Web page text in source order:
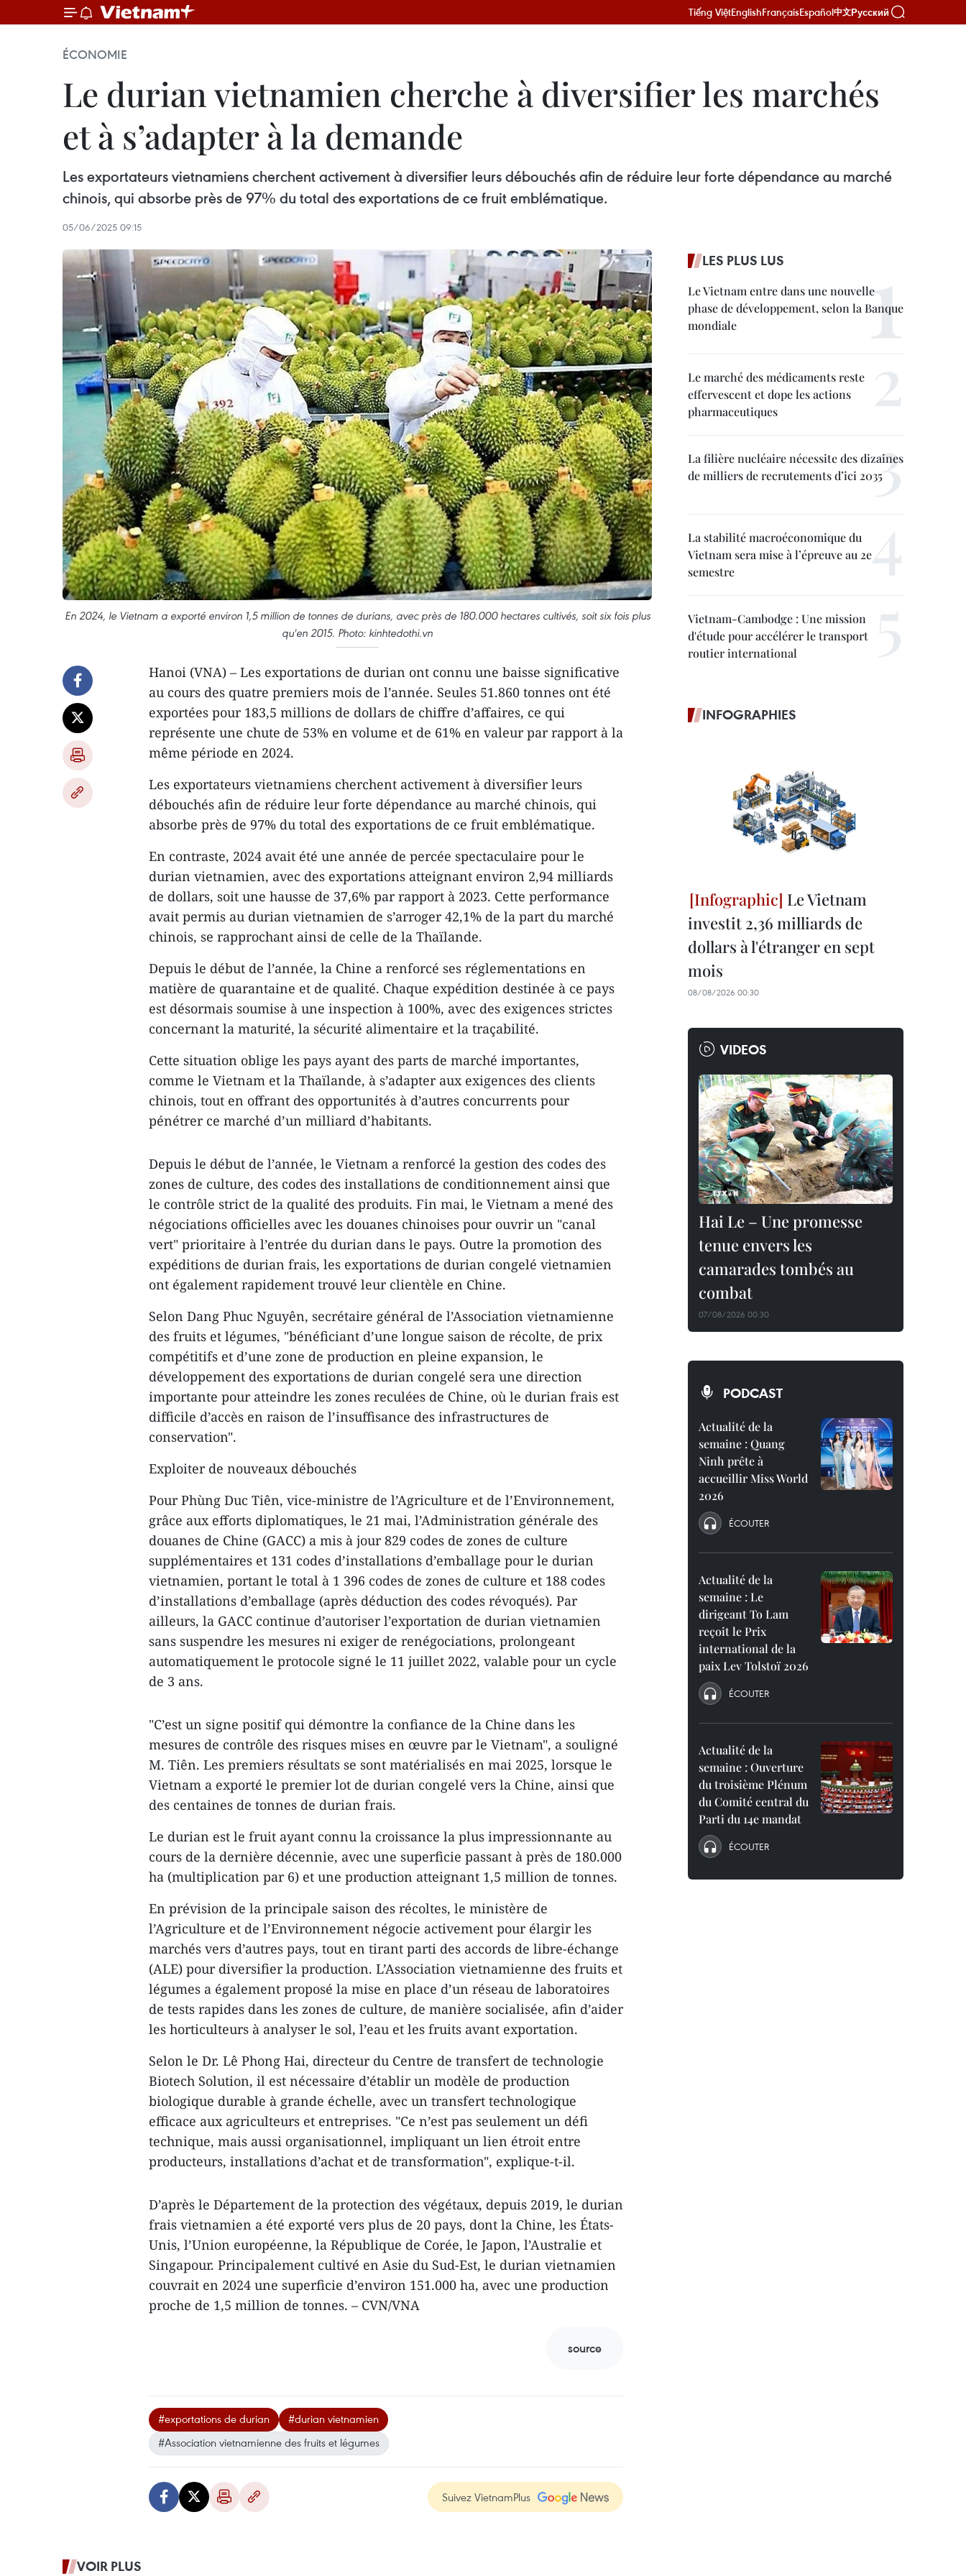
Tiếng ViệtEnglishFrançaisEspañol中文Русский
ÉCONOMIE
Le durian vietnamien cherche à diversifier les marchés
et à s’adapter à la demande
Les exportateurs vietnamiens cherchent activement à diversifier leurs débouchés afin de réduire leur forte dépendance au marché
chinois, qui absorbe près de 97% du total des exportations de ce fruit emblématique.
05/06/2025 09:15
En 2024, le Vietnam a exporté environ 1,5 million de tonnes de durians, avec près de 180.000 hectares cultivés, soit six fois plus
qu'en 2015. Photo: kinhtedothi.vn
Hanoi (VNA) – Les exportations de durian ont connu une baisse significative
au cours des quatre premiers mois de l’année. Seules 51.860 tonnes ont été
exportées pour 183,5 millions de dollars de chiffre d’affaires, ce qui
représente une chute de 53% en volume et de 61% en valeur par rapport à la
même période en 2024.
Les exportateurs vietnamiens cherchent activement à diversifier leurs
débouchés afin de réduire leur forte dépendance au marché chinois, qui
absorbe près de 97% du total des exportations de ce fruit emblématique.
En contraste, 2024 avait été une année de percée spectaculaire pour le
durian vietnamien, avec des exportations atteignant environ 2,94 milliards
de dollars, soit une hausse de 37,6% par rapport à 2023. Cette performance
avait permis au durian vietnamien de s’arroger 42,1% de la part du marché
chinois, se rapprochant ainsi de celle de la Thaïlande.
Depuis le début de l’année, la Chine a renforcé ses réglementations en
matière de quarantaine et de qualité. Chaque expédition destinée à ce pays
est désormais soumise à une inspection à 100%, avec des exigences strictes
concernant la maturité, la sécurité alimentaire et la traçabilité.
Cette situation oblige les pays ayant des parts de marché importantes,
comme le Vietnam et la Thaïlande, à s’adapter aux exigences des clients
chinois, tout en offrant des opportunités à d’autres concurrents pour
pénétrer ce marché d’un milliard d’habitants.
Depuis le début de l’année, le Vietnam a renforcé la gestion des codes des
zones de culture, des codes des installations de conditionnement ainsi que
le contrôle strict de la qualité des produits. Fin mai, le Vietnam a mené des
négociations officielles avec les douanes chinoises pour ouvrir un "canal
vert" prioritaire à l’entrée du durian dans le pays. Outre la promotion des
expéditions de durian frais, les exportations de durian congelé vietnamien
ont également rapidement trouvé leur clientèle en Chine.
Selon Dang Phuc Nguyên, secrétaire général de l’Association vietnamienne
des fruits et légumes, "bénéficiant d’une longue saison de récolte, de prix
compétitifs et d’une zone de production en pleine expansion, le
développement des exportations de durian congelé sera une direction
importante pour atteindre les zones reculées de Chine, où le durian frais est
difficile d’accès en raison de l’insuffisance des infrastructures de
conservation".
Exploiter de nouveaux débouchés
Pour Phùng Duc Tiên, vice-ministre de l’Agriculture et de l’Environnement,
grâce aux efforts diplomatiques, le 21 mai, l’Administration générale des
douanes de Chine (GACC) a mis à jour 829 codes de zones de culture
supplémentaires et 131 codes d’installations d’emballage pour le durian
vietnamien, portant le total à 1 396 codes de zones de culture et 188 codes
d’installations d’emballage (après déduction des codes révoqués). Par
ailleurs, la GACC continue d’autoriser l’exportation de durian vietnamien
sans suspendre les mesures ni exiger de renégociations, prolongeant
automatiquement le protocole signé le 11 juillet 2022, valable pour un cycle
de 3 ans.
"C’est un signe positif qui démontre la confiance de la Chine dans les
mesures de contrôle des risques mises en œuvre par le Vietnam", a souligné
M. Tiên. Les premiers résultats se sont matérialisés en mai 2025, lorsque le
Vietnam a exporté le premier lot de durian congelé vers la Chine, ainsi que
des centaines de tonnes de durian frais.
Le durian est le fruit ayant connu la croissance la plus impressionnante au
cours de la dernière décennie, avec une superficie passant à près de 180.000
ha (multiplication par 6) et une production atteignant 1,5 million de tonnes.
En prévision de la principale saison des récoltes, le ministère de
l’Agriculture et de l’Environnement négocie activement pour élargir les
marchés vers d’autres pays, tout en tirant parti des accords de libre-échange
(ALE) pour diversifier la production. L’Association vietnamienne des fruits et
légumes a également proposé la mise en place d’un réseau de laboratoires
de tests rapides dans les zones de culture, de manière socialisée, afin d’aider
les horticulteurs à analyser le sol, l’eau et les fruits avant exportation.
Selon le Dr. Lê Phong Hai, directeur du Centre de transfert de technologie
Biotech Solution, il est nécessaire d’établir un modèle de production
biologique durable à grande échelle, avec un transfert technologique
efficace aux agriculteurs et entreprises. "Ce n’est pas seulement un défi
technique, mais aussi organisationnel, impliquant un lien étroit entre
producteurs, installations d’achat et de transformation", explique-t-il.
D’après le Département de la protection des végétaux, depuis 2019, le durian
frais vietnamien a été exporté vers plus de 20 pays, dont la Chine, les États-
Unis, l’Union européenne, la République de Corée, le Japon, l’Australie et
Singapour. Principalement cultivé en Asie du Sud-Est, le durian vietnamien
couvrait en 2024 une superficie d’environ 151.000 ha, avec une production
proche de 1,5 million de tonnes. – CVN/VNA
source
#exportations de durian
#durian vietnamien
#Association vietnamienne des fruits et légumes
Suivez VietnamPlus
VOIR PLUS
LES PLUS LUS
Le Vietnam entre dans une nouvelle
phase de développement, selon la Banque
mondiale
Le marché des médicaments reste
effervescent et dope les actions
pharmaceutiques
La filière nucléaire nécessite des dizaines
de milliers de recrutements d’ici 2035
La stabilité macroéconomique du
Vietnam sera mise à l’épreuve au 2e
semestre
Vietnam-Cambodge : Une mission
d'étude pour accélérer le transport
routier international
INFOGRAPHIES
Le Vietnam
investit 2,36 milliards de
dollars à l'étranger en sept
mois
08/08/2026 00:30
VIDEOS
Hai Le – Une promesse
tenue envers les
camarades tombés au
combat
07/08/2026 00:30
PODCAST
Actualité de la
semaine : Quang
Ninh prête à
accueillir Miss World
2026
ÉCOUTER
Actualité de la
semaine : Le
dirigeant To Lam
reçoit le Prix
international de la
paix Lev Tolstoï 2026
ÉCOUTER
Actualité de la
semaine : Ouverture
du troisième Plénum
du Comité central du
Parti du 14e mandat
ÉCOUTER